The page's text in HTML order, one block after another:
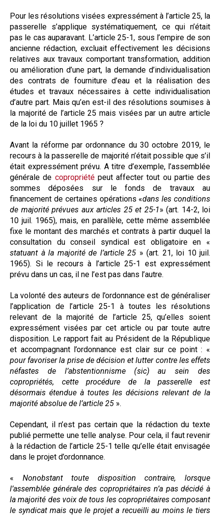
Pour les résolutions visées expressément à l’article 25, la
passerelle s’applique systématiquement, ce qui n’était
pas le cas auparavant. L’article 25-1, sous l’empire de son
ancienne rédaction, excluait effectivement les décisions
relatives aux travaux comportant transformation, addition
ou amélioration d’une part, la demande d’individualisation
des contrats de fourniture d’eau et la réalisation des
études et travaux nécessaires à cette individualisation
d’autre part. Mais qu’en est-il des résolutions soumises à
la majorité de l’article 25 mais visées par un autre article
de la loi du 10 juillet 1965 ?
Avant la réforme par ordonnance du 30 octobre 2019, le
recours à la passerelle de majorité n’était possible que s’il
était expressément prévu. A titre d’exemple, l’assemblée
générale de copropriétépeut affecter tout ou partie des
sommes déposées sur le fonds de travaux au
financement de certaines opérations «dans les conditions
de majorité prévues aux articles 25 et 25-1» (art. 14-2, loi
10 juil. 1965), mais, en parallèle, cette même assemblée
fixe le montant des marchés et contrats à partir duquel la
consultation du conseil syndical est obligatoire en «
statuant à la majorité de l’article 25 » (art. 21, loi 10 juil.
1965). Si le recours à l’article 25-1 est expressément
prévu dans un cas, il ne l’est pas dans l’autre.
La volonté des auteurs de l’ordonnance est de généraliser
l’application de l’article 25-1 à toutes les résolutions
relevant de la majorité de l’article 25, qu’elles soient
expressément visées par cet article ou par toute autre
disposition. Le rapport fait au Président de la République
et accompagnant l’ordonnance est clair sur ce point : «
pour favoriser la prise de décision et lutter contre les effets
néfastes de l’abstentionnisme (sic) au sein des
copropriétés, cette procédure de la passerelle est
désormais étendue à toutes les décisions relevant de la
majorité absolue de l’article 25 ».
Cependant, il n’est pas certain que la rédaction du texte
publié permette une telle analyse. Pour cela, il faut revenir
à la rédaction de l’article 25-1 telle qu’elle était envisagée
dans le projet d’ordonnance.
« Nonobstant toute disposition contraire, lorsque
l’assemblée générale des copropriétaires n’a pas décidé à
la majorité des voix de tous les copropriétaires composant
le syndicat mais que le projet a recueilli au moins le tiers